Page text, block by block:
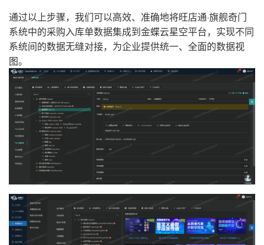
通过以上步骤，我们可以高效、准确地将旺店通·旗舰奇门
系统中的采购入库单数据集成到金蝶云星空平台，实现不同
系统间的数据无缝对接，为企业提供统一、全面的数据视
图。